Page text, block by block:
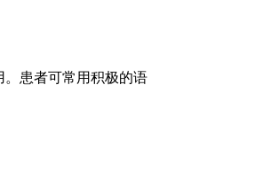
患者可常用积极的语